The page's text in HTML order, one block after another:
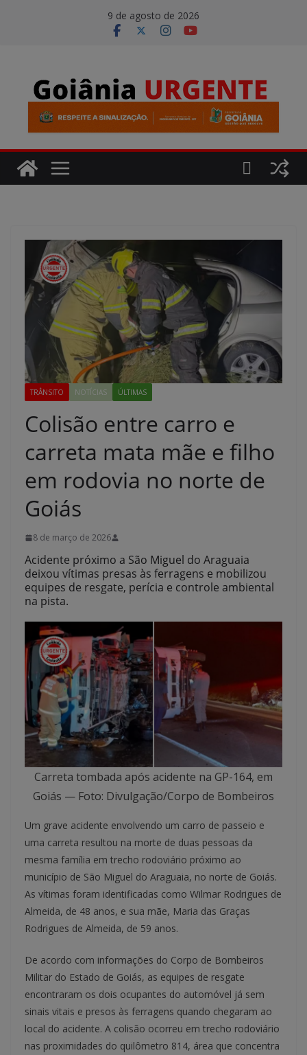
9 de agosto de 2026
TRÂNSITO NOTÍCIAS ÚLTIMAS
Colisão entre carro e
carreta mata mãe e filho
em rodovia no norte de
Goiás
8 de março de 2026
Acidente próximo a São Miguel do Araguaia
deixou vítimas presas às ferragens e mobilizou
equipes de resgate, perícia e controle ambiental
na pista.
Carreta tombada após acidente na GP-164, em
Goiás — Foto: Divulgação/Corpo de Bombeiros
Um grave acidente envolvendo um carro de passeio e
uma carreta resultou na morte de duas pessoas da
mesma família em trecho rodoviário próximo ao
município de São Miguel do Araguaia, no norte de Goiás.
As vítimas foram identificadas como Wilmar Rodrigues de
Almeida, de 48 anos, e sua mãe, Maria das Graças
Rodrigues de Almeida, de 59 anos.
De acordo com informações do Corpo de Bombeiros
Militar do Estado de Goiás, as equipes de resgate
encontraram os dois ocupantes do automóvel já sem
sinais vitais e presos às ferragens quando chegaram ao
local do acidente. A colisão ocorreu em trecho rodoviário
nas proximidades do quilômetro 814, área que concentra
modal-check